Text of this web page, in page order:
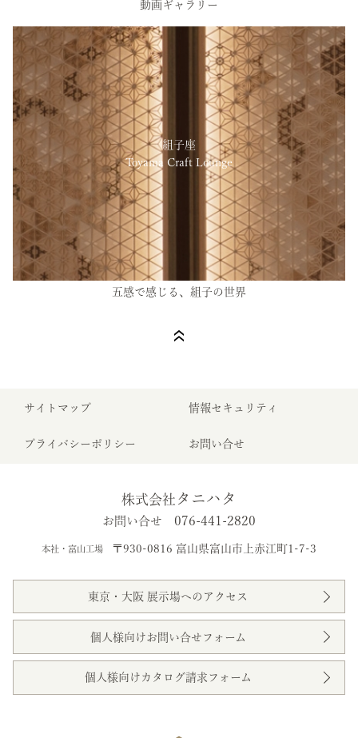
動画ギャラリー
組子座
Toyama Craft Lounge
五感で感じる、組子の世界
サイトマップ 情報セキュリティ
プライバシーポリシー お問い合せ
株式会社 タニハタ
お問い合せ 076-441-2820
本社・富山工場 〒930-0816 富山県富山市上赤江町1-7-3
東京・大阪 展示場へのアクセス
個人様向けお問い合せフォーム
個人様向けカタログ請求フォーム